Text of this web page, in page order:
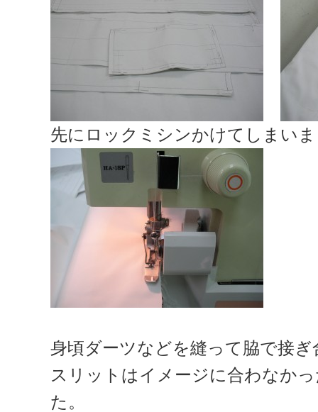
先にロックミシンかけてしまい
身頃ダーツなどを縫って脇で接
スリットはイメージに合わなか
た。